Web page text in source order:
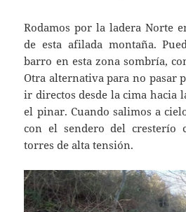
Rodamos por la ladera Norte
de esta afilada montaña.
barro en esta zona sombría,
Otra alternativa para no pasar
ir directos desde la cima hacia
el pinar. Cuando salimos a
con el sendero del cresterío
torres de alta tensión.